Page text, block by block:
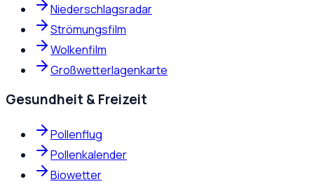
Niederschlagsradar
Strömungsfilm
Wolkenfilm
Großwetterlagenkarte
Gesundheit & Freizeit
Pollenflug
Pollenkalender
Biowetter